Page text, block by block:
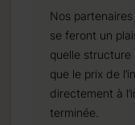
Nos
se feront un
quelle structure
que le prix de
directement à
terminée.